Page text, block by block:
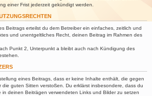
einer Frist jederzeit gekündigt werden.
Beitrags erteilst du dem Betreiber ein einfaches, zeitlich und
und unentgeltliches Recht, deinen Beitrag im Rahmen des
Punkt 2, Unterpunkt a bleibt auch nach Kündigung des
eines Beitrags, dass er keine Inhalte enthält, die gegen
die guten Sitten verstoßen. Du erklärst insbesondere, dass du
in deinen Beiträgen verwendeten Links und Bilder zu setzen